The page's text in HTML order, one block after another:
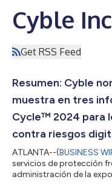
Cyble
Get RSS Feed
Resumen: Cyble
muestra en tres
Cycle™ 2024 para
contra riesgos
ATLANTA--(BUSINESS
servicios de protección
administración de la